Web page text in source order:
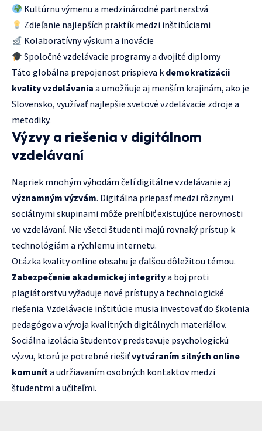
Kultúrnu výmenu a medzinárodné partnerstvá
Zdieľanie najlepších praktík medzi inštitúciami
Kolaboratívny výskum a inovácie
Spoločné vzdelávacie programy a dvojité diplomy
Táto globálna prepojenosť prispieva k demokratizácii
kvality vzdelávania a umožňuje aj menším krajinám, ako je
Slovensko, využívať najlepšie svetové vzdelávacie zdroje a
metodiky.
Výzvy a riešenia v digitálnom
vzdelávaní
Napriek mnohým výhodám čelí digitálne vzdelávanie aj
významným výzvám. Digitálna priepasť medzi rôznymi
sociálnymi skupinami môže prehĺbiť existujúce nerovnosti
vo vzdelávaní. Nie všetci študenti majú rovnaký prístup k
technológiám a rýchlemu internetu.
Otázka kvality online obsahu je ďalšou dôležitou témou.
Zabezpečenie akademickej integritya boj proti
plagiátorstvu vyžaduje nové prístupy a technologické
riešenia. Vzdelávacie inštitúcie musia investovať do školenia
pedagógov a vývoja kvalitných digitálnych materiálov.
Sociálna izolácia študentov predstavuje psychologickú
výzvu, ktorú je potrebné riešiťvytváraním silných online
komunít a udržiavaním osobných kontaktov medzi
študentmi a učiteľmi.